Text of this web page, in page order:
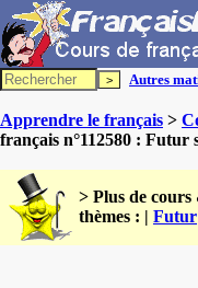
Autres
Apprendre le français >
français n°112580 : Futur
> Plus de cours
thèmes : | Futur